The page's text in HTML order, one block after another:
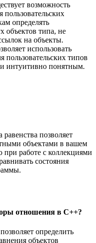
возможность
пользовательских
определять
объектов типа, не
на объекты.
использовать
типов
интуитивно понятным.
равенства позволяет
объектами в вашем
работе с коллекциями
состояния
отношения в C++?
определить
объектов